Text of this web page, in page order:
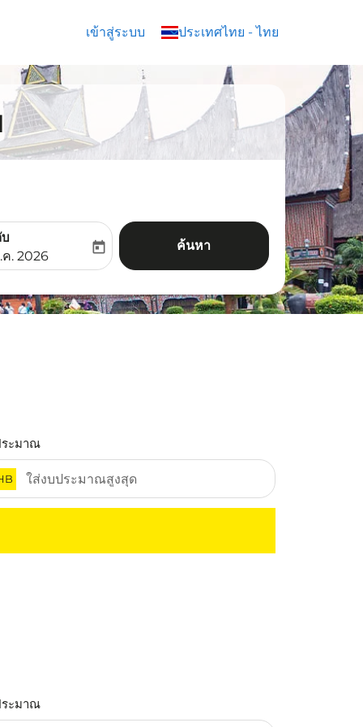
เข้าสู่ระบบ ประเทศไทย - ไทย
keyboard_arrow_down
labelreturn-date-aria-label
ค. 2026
today ค้นหา
ะมาณ
ะมาณ